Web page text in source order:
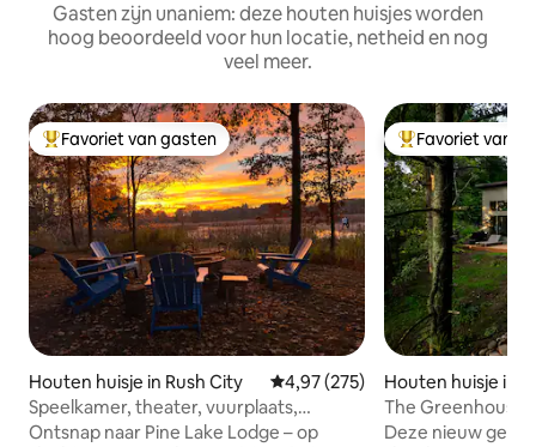
Gasten zijn unaniem: deze houten huisjes worden
hoog beoordeeld voor hun locatie, netheid en nog
veel meer.
Topfavoriet van gasten
Favoriet van gasten
Houten huisje in Rush City Gemiddelde beoordeling van
4,97 (275)
Speelkamer, theater, vuurplaats,
huisdiervriendelijk
Ontsnap naar Pine Lake Lodge – op
Topfavoriet van
Favoriet van
Houten huisje in
The Greenhouse.
meer
Deze nieuw